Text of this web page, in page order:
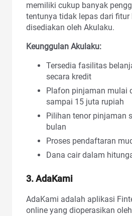
memiliki cukup banyak
tentunya tidak lepas dari fitur
disediakan oleh Akulaku.
Keunggulan Akulaku:
Tersedia fasilitas
secara kredit
Plafon pinjaman mulai
sampai 15 juta rupiah
Pilihan tenor pinjaman
bulan
Proses pendaftaran
Dana cair dalam
3. AdaKami
AdaKami adalah aplikasi
online yang dioperasikan